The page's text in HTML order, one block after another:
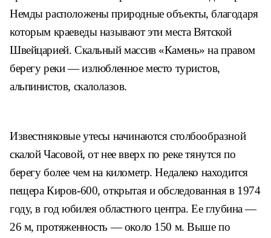
Немды расположены природные объекты, благодаря
которым краеведы называют эти места Вятской
Швейцарией. Скальный массив «Камень» на правом
берегу реки — излюбленное место туристов,
альпинистов, скалолазов.
Известняковые утесы начинаются столбообразной
скалой Часовой, от нее вверх по реке тянутся по
берегу более чем на километр. Недалеко находится
пещера Киров-600, открытая и обследованная в 1974
году, в год юбилея областного центра. Ее глубина —
26 м, протяженность — около 150 м. Выше по